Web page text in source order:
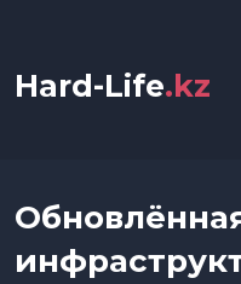
Hard-Life.kz